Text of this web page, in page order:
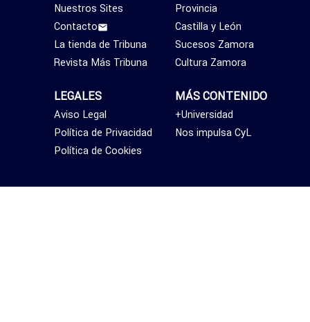
Provincia
Castilla y León
Sucesos Zamora
Cultura Zamora
MÁS CONTENIDO
+Universidad
Nos impulsa CyL
Nuestros Sites
Contacto
La tienda de Tribuna
Revista Más Tribuna
LEGALES
Aviso Legal
Política de Privacidad
Política de Cookies